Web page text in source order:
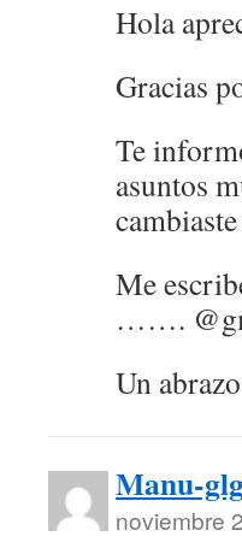
Hola
Gracias
Te
asuntos
Me
…….
Un
Manu-
noviembre